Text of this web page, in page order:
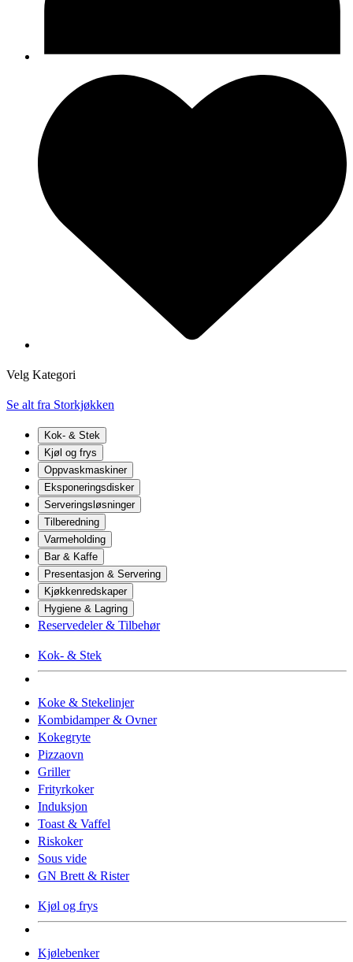
Velg Kategori
Se alt fra Storkjøkken
Kok- & Stek
Kjøl og frys
Oppvaskmaskiner
Eksponeringsdisker
Serveringsløsninger
Tilberedning
Varmeholding
Bar & Kaffe
Presentasjon & Servering
Kjøkkenredskaper
Hygiene & Lagring
Reservedeler & Tilbehør
Kok- & Stek
Koke & Stekelinjer
Kombidamper & Ovner
Kokegryte
Pizzaovn
Griller
Frityrkoker
Induksjon
Toast & Vaffel
Riskoker
Sous vide
GN Brett & Rister
Kjøl og frys
Kjølebenker